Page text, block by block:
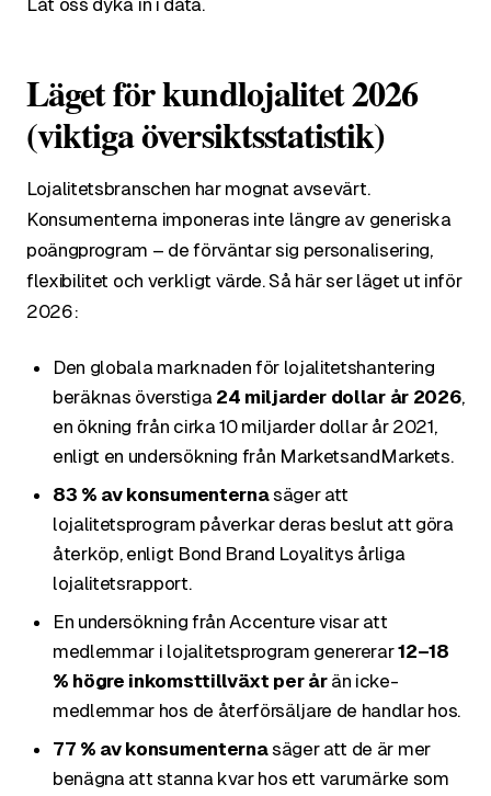
Låt oss dyka in i data.
Läget för kundlojalitet 2026
(viktiga översiktsstatistik)
Lojalitetsbranschen har mognat avsevärt.
Konsumenterna imponeras inte längre av generiska
poängprogram – de förväntar sig personalisering,
flexibilitet och verkligt värde. Så här ser läget ut inför
2026:
Den globala marknaden för lojalitetshantering
beräknas överstiga 24 miljarder dollar år 2026,
en ökning från cirka 10 miljarder dollar år 2021,
enligt en undersökning från MarketsandMarkets.
83 % av konsumenternasäger att
lojalitetsprogram påverkar deras beslut att göra
återköp, enligt Bond Brand Loyalitys årliga
lojalitetsrapport.
En undersökning från Accenture visar att
medlemmar i lojalitetsprogram genererar12–18
% högre inkomsttillväxt per årän icke-
medlemmar hos de återförsäljare de handlar hos.
77 % av konsumenternasäger att de är mer
benägna att stanna kvar hos ett varumärke som